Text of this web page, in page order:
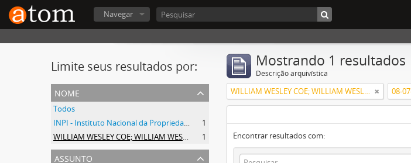
Navegar
Limite seus resultados por:
nome
Todos
INPI - Instituto Nacional da Propriedade Industrial
1
WILLIAM WESLEY COE; WILLIAM WESLEY COE JUNIOR
1
assunto
Mostrando 1 resultados
Descrição arquivística
WILLIAM WESLEY COE; WILLIAM WESLEY COE JUNIOR 08-
Encontrar resultados com: